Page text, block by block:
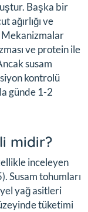
Başka bir
ağırlığı ve
Mekanizmalar
ve protein ile
susam
kontrolü
günde 1-2
midir?
inceleyen
Susam tohumları
yağ asitleri
tüketimi